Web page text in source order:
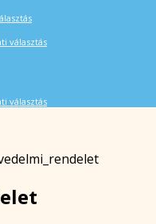
választás
választás